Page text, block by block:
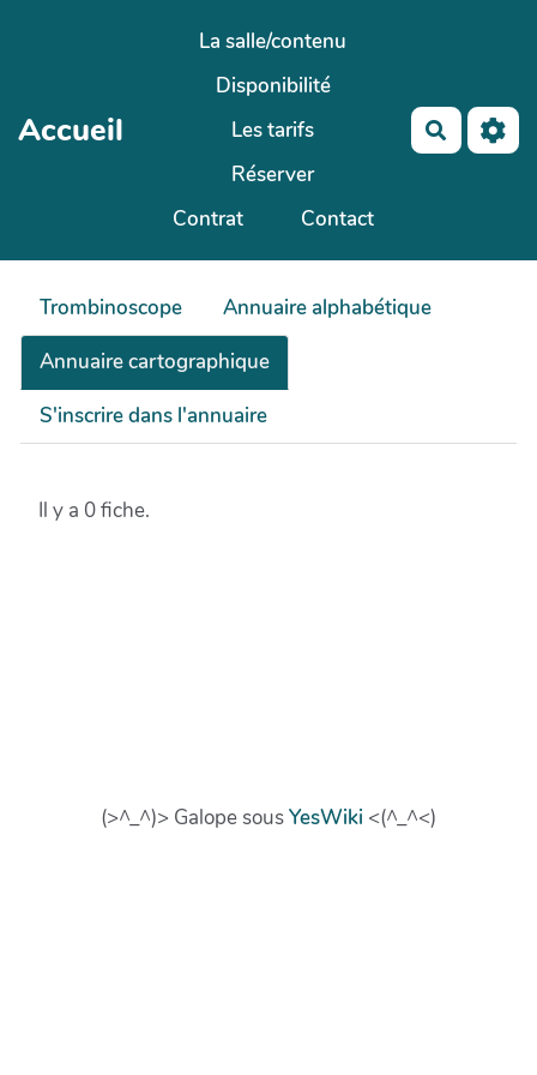
Aller au contenu principal
Accueil
La salle/contenu
Disponibilité
Les tarifs
Réserver
Contrat
Contact
Trombinoscope
Annuaire alphabétique
Annuaire cartographique
S'inscrire dans l'annuaire
Il y a 0 fiche.
(>^_^)> Galope sousYesWiki <(^_^<)